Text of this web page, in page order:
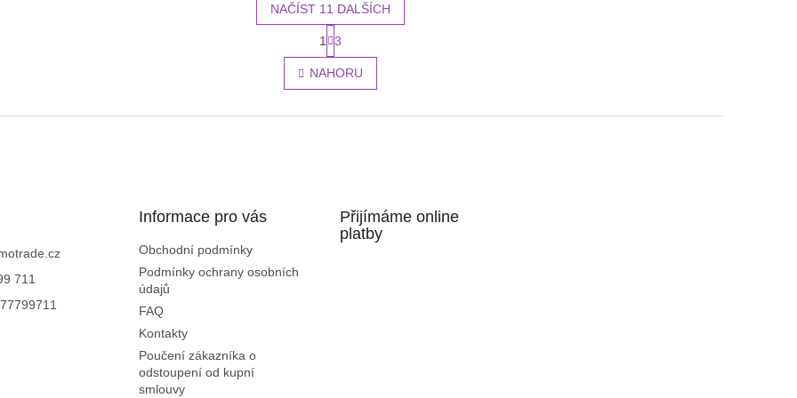
O
v
d
NAČÍST 11 DALŠÍCH
t
r
á
n
1 3
NAHORU
711
Informace pro vás
Obchodní podmínky
Podmínky ochrany osobních
údajů
FAQ
Kontakty
Poučení zákazníka o
odstoupení od kupní
smlouvy
Přijímáme online
platby